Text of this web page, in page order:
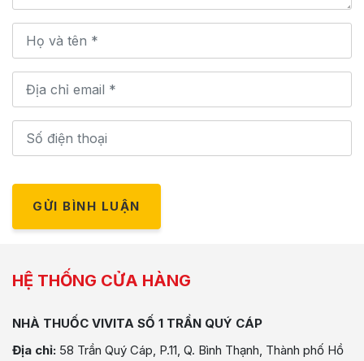
GỬI BÌNH LUẬN
HỆ THỐNG CỬA HÀNG
NHÀ THUỐC VIVITA SỐ 1 TRẦN QUÝ CÁP
Địa chỉ: 58 Trần Quý Cáp, P.11, Q. Bình Thạnh, Thành phố Hồ